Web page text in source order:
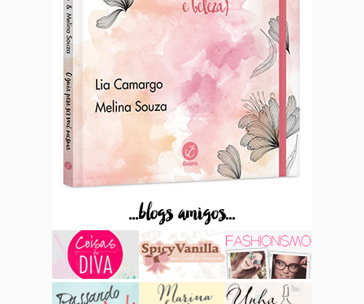
...blogs amigos...